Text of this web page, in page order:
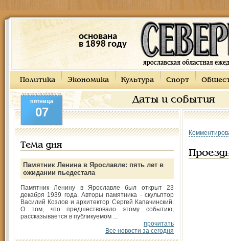
основана
в 1898 году
Политика Экономика Культура Спорт
Даты и события
пятница
07
Тема дня
Памятник Ленина в Ярославле: пять лет в
ожидании пьедестала
Памятник Ленину в Ярославле был открыт 23
декабря 1939 года. Авторы памятника - скульптор
Василий Козлов и архитектор Сергей Капачинский.
О том, что предшествовало этому событию,
рассказывается в публикуемом ...
прочитать
Все новости за сегодня